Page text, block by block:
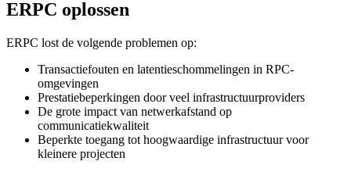
ERPC oplossen
ERPC lost de volgende problemen op:
Transactiefouten en latentieschommelingen in RPC-
omgevingen
Prestatiebeperkingen door veel infrastructuurproviders
De grote impact van netwerkafstand op
communicatiekwaliteit
Beperkte toegang tot hoogwaardige infrastructuur voor
kleinere projecten